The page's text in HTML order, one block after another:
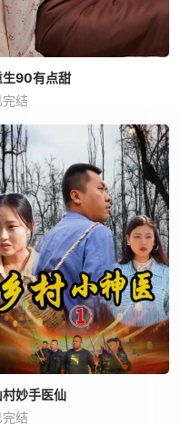
生90有点甜
完结
村妙手医仙
完结